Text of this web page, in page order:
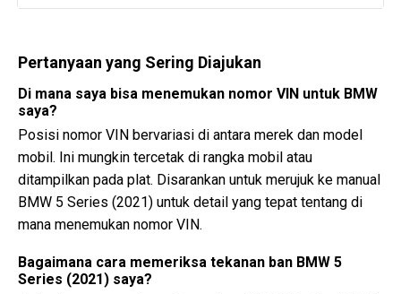
Pertanyaan yang Sering Diajukan
Di mana saya bisa menemukan nomor VIN untuk BMW
saya?
Posisi nomor VIN bervariasi di antara merek dan model
mobil. Ini mungkin tercetak di rangka mobil atau
ditampilkan pada plat. Disarankan untuk merujuk ke manual
BMW 5 Series (2021) untuk detail yang tepat tentang di
mana menemukan nomor VIN.
Bagaimana cara memeriksa tekanan ban BMW 5
Series (2021) saya?